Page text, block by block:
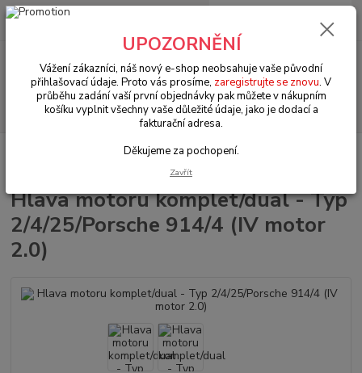
Menu
Hledat
+420 602 330 329
0 Kč
VW Transporter T.25 (1979 » 92)
Motorové díly (Engine parts)
Hlava motoru komplet/dual - Typ
2/4/25/Porsche 914/4 (IV motor
2.0)
UPOZORNĚNÍ
Vážení zákazníci, náš nový e-shop neobsahuje vaše původní
přihlašovací údaje. Proto vás prosíme, zaregistrujte se znovu. V
průběhu zadání vaší první objednávky pak můžete v nákupním
košíku vyplnit všechny vaše důležité údaje, jako je dodací a
fakturační adresa.
Děkujeme za pochopení.
Zavřít